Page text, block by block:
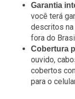
Garantia
você terá
descritos na
fora do
Cobertura
ouvido,
cobertos
para o